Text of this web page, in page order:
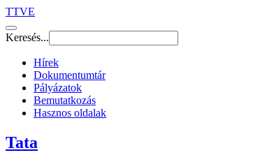
TTVE
Keresés...
Hírek
Dokumentumtár
Pályázatok
Bemutatkozás
Hasznos oldalak
Tata